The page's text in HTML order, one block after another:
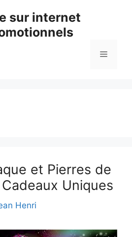
sur internet
Menu
et Pierres de
Uniques
Henri